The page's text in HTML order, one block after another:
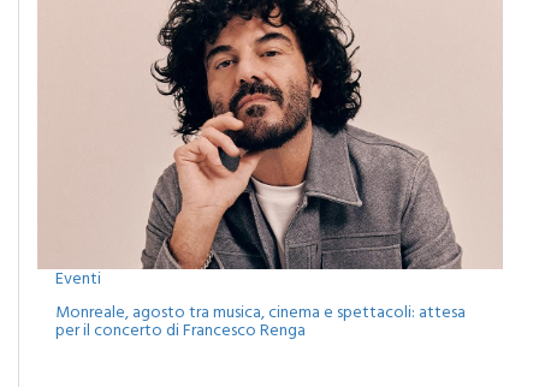
Monreale, agosto tra musica, cinema e spettacoli: attesa
per il concerto di Francesco Renga